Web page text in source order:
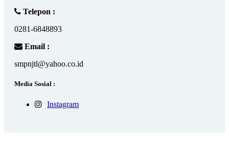
Telepon :
0281-6848893
Email :
smpnjtl@yahoo.co.id
Media Sosial :
Instagram